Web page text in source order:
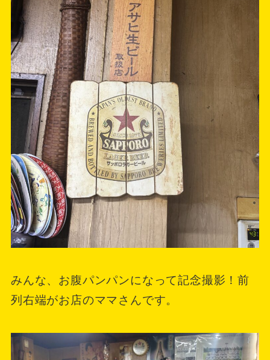
みんな、お腹パンパンになって記念撮影！前
列右端がお店のママさんです。